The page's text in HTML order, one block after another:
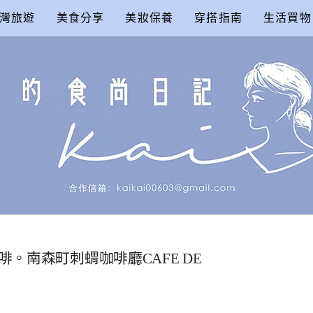
旅遊 美食分享 美妝保養 穿搭指南 生活買物
。南森町刺蝟咖啡廳CAFE DE